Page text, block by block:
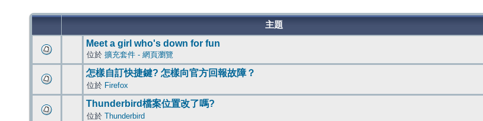
主題
Meet a girl who's down for fun
位於 擴充套件 - 網頁瀏覽
怎樣自訂快捷鍵? 怎樣向官方回報故障？
位於 Firefox
Thunderbird檔案位置改了嗎?
位於 Thunderbird